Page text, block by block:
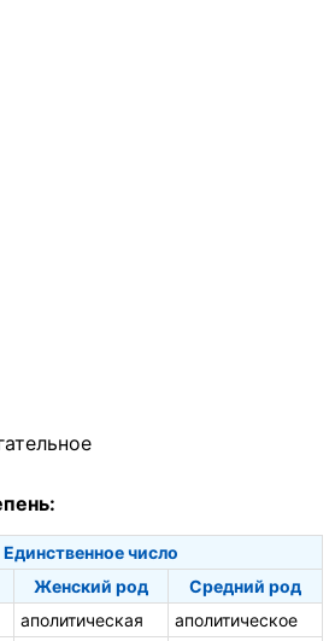
Единственное число
Женский род
Средний род
аполитическая
аполитическое